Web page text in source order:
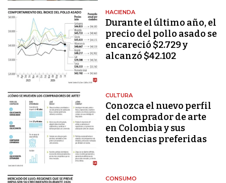
HACIENDA
Durante el último año, el
precio del pollo asado se
encareció $2.729 y
alcanzó $42.102
CULTURA
Conozca el nuevo perfil
del comprador de arte
en Colombia y sus
tendencias preferidas
CONSUMO